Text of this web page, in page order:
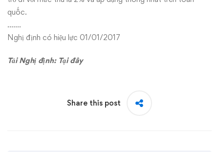
quốc.
…….
Nghị định có hiệu lực 01/01/2017
Tải Nghị định: Tại đây
Share this post